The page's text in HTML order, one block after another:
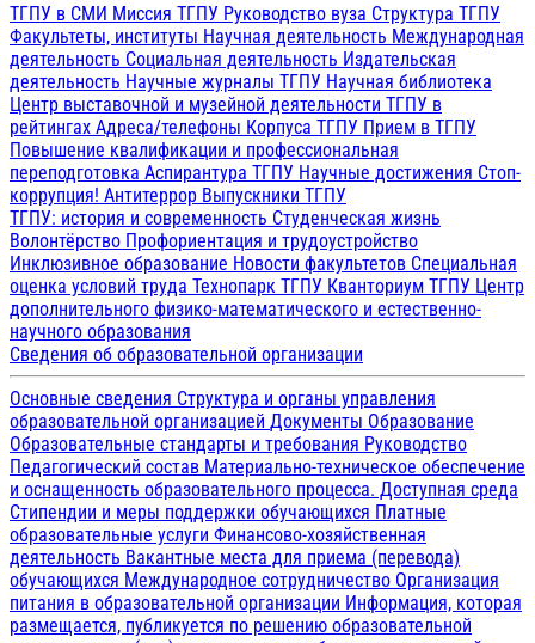
ТГПУ в СМИ Миссия ТГПУ Руководство вуза Структура ТГПУ
Факультеты, институты Научная деятельность Международная
деятельность Социальная деятельность Издательская
деятельность Научные журналы ТГПУ Научная библиотека
Центр выставочной и музейной деятельности ТГПУ в
рейтингах Адреса/телефоны Корпуса ТГПУ Прием в ТГПУ
Повышение квалификации и профессиональная
переподготовка Аспирантура ТГПУ Научные достижения Стоп-
коррупция! Антитеррор Выпускники ТГПУ
ТГПУ: история и современность Студенческая жизнь
Волонтёрство Профориентация и трудоустройство
Инклюзивное образование Новости факультетов Специальная
оценка условий труда Технопарк ТГПУ Кванториум ТГПУ Центр
дополнительного физико-математического и естественно-
научного образования
Сведения об образовательной организации
Основные сведения Структура и органы управления
образовательной организацией Документы Образование
Образовательные стандарты и требования Руководство
Педагогический состав Материально-техническое обеспечение
и оснащенность образовательного процесса. Доступная среда
Стипендии и меры поддержки обучающихся Платные
образовательные услуги Финансово-хозяйственная
деятельность Вакантные места для приема (перевода)
обучающихся Международное сотрудничество Организация
питания в образовательной организации Информация, которая
размещается, публикуется по решению образовательной